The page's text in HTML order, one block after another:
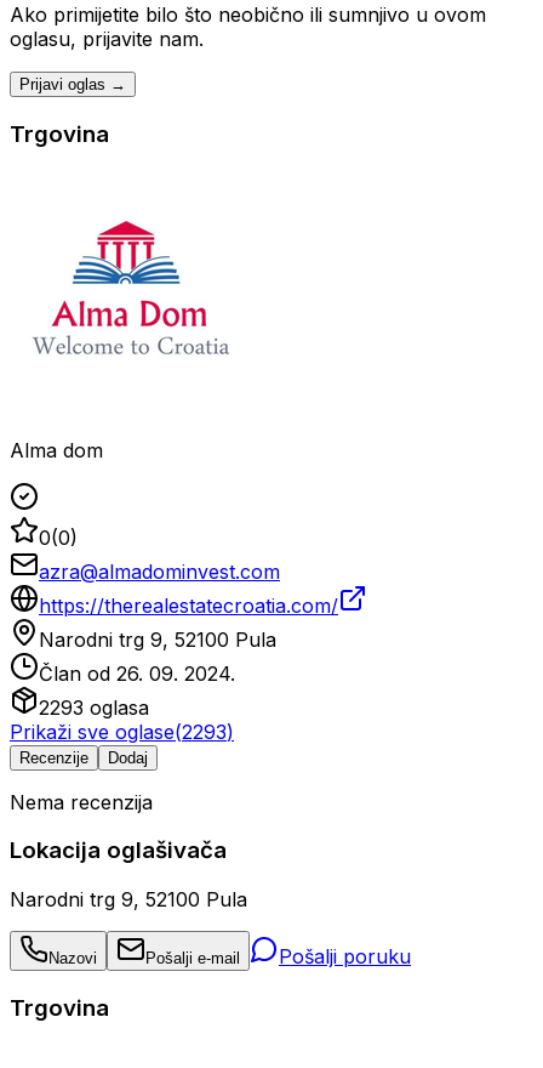
Ako primijetite bilo što neobično ili sumnjivo u ovom
oglasu, prijavite nam.
Prijavi oglas →
Trgovina
Alma dom
0(0)
azra@almadominvest.com
https://therealestatecroatia.com/
Narodni trg 9, 52100 Pula
Član od 26. 09. 2024.
2293 oglasa
Prikaži sve oglase(2293)
Recenzije Dodaj
Nema recenzija
Lokacija oglašivača
Narodni trg 9, 52100 Pula
Nazovi Pošalji e-mail Pošalji poruku
Trgovina